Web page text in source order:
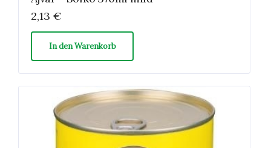
2,13 €
In den Warenkorb